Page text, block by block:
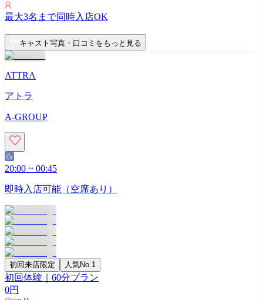
最大3名まで同時入店OK
キャスト写真・口コミをもっと見る
ATTRA
アトラ
A-GROUP
20:00 ~ 00:45
即時入店可能（空席あり）
初回来店限定 人気No.1
初回体験｜60分プラン
0円